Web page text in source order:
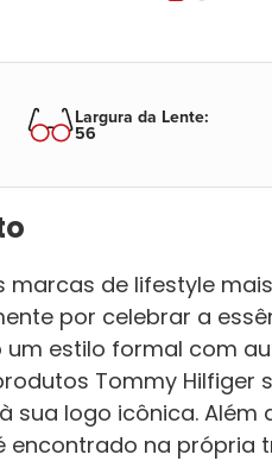
Largura da Lente:
56
marcas de lifestyle
por celebrar a
um estilo formal com
Tommy Hilfiger
sua logo icônica. Além
encontrado na própria